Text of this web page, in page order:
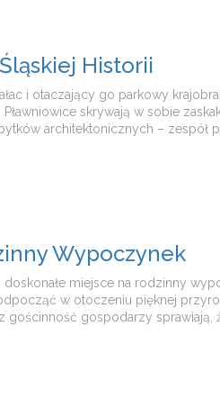
Historii
i otaczający go parkowy
skrywają w sobie
architektonicznych – zespół
Wypoczynek
miejsce na rodzinny
w otoczeniu pięknej
gościnność gospodarzy